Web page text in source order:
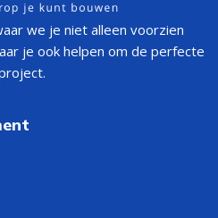
we je niet alleen voorzien
je ook helpen om de perfecte